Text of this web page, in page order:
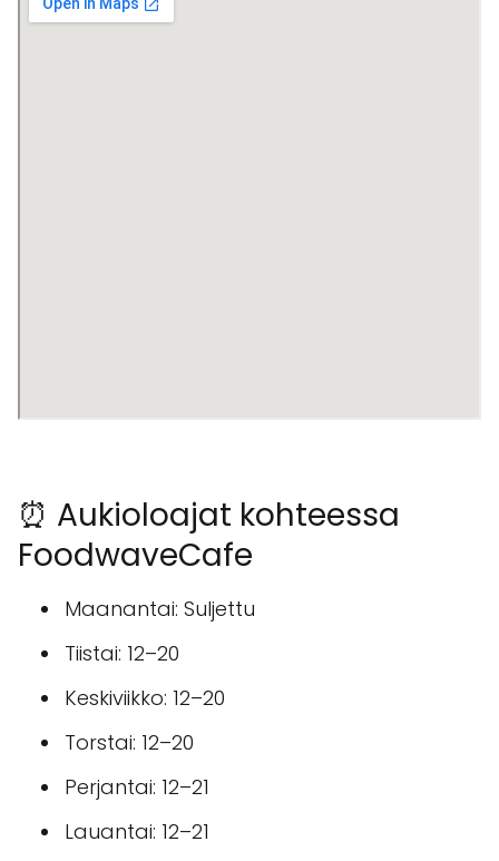
⏰ Aukioloajat kohteessa
FoodwaveCafe
Maanantai: Suljettu
Tiistai: 12–20
Keskiviikko: 12–20
Torstai: 12–20
Perjantai: 12–21
Lauantai: 12–21